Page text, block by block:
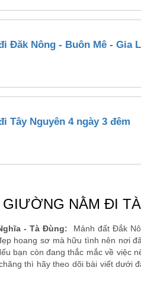
Đăk Nông - Buôn Mê - Gia
Tây Nguyên 4 ngày 3 đêm
GIƯỜNG NẰM ĐI
- Tà Đùng: Mảnh đất Đắk
hoang sơ mà hữu tình nên nơi
bạn còn đang thắc mắc về việc
thì hãy theo dõi bài viết dưới